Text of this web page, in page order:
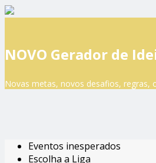
NOVO Gerador de
Novas metas, novos desafios, regras,
Eventos inesperados
Escolha a Liga